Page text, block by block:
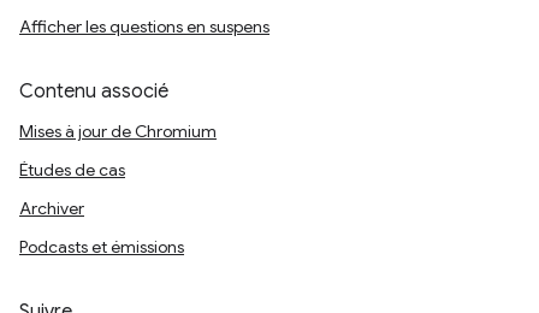
Afficher les questions en suspens
Contenu associé
Mises à jour de Chromium
Études de cas
Archiver
Podcasts et émissions